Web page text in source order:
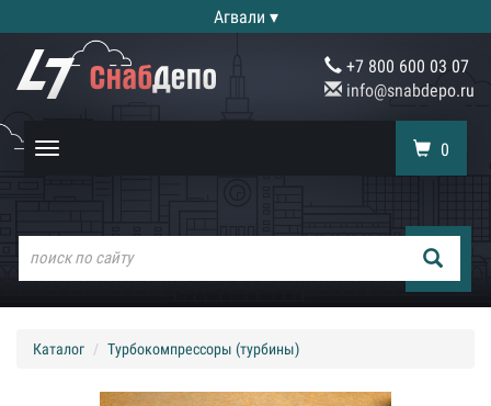
Агвали ▾
+7 800 600 03 07
info@snabdepo.ru
Toggle
0
Каталог Турбокомпрессоры (турбины)